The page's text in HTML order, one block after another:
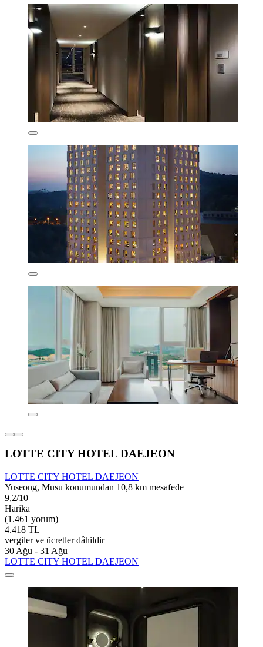
LOTTE CITY HOTEL DAEJEON
LOTTE CITY HOTEL DAEJEON
Yuseong, Musu konumundan 10,8 km mesafede
9,2/10
Harika
(1.461 yorum)
4.418 TL
vergiler ve ücretler dâhildir
30 Ağu - 31 Ağu
LOTTE CITY HOTEL DAEJEON